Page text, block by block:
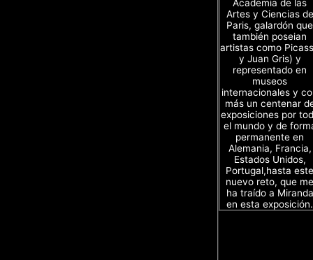
Academia de las
Artes y Ciencias de
Paris, galardón que
también poseian
artistas como
y Juan Gris) y
representado en
museos
internacionales y
más un centenar
exposiciones por
el mundo y de
permanente en
Alemania, Francia,
Estados Unidos,
Portugal,hasta este
nuevo reto, que me
ha traído a Miranda
en esta exposición.